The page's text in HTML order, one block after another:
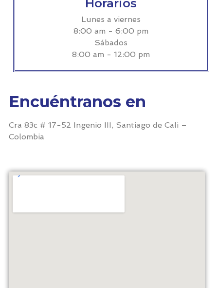
Horarios
Lunes a viernes
8:00 am - 6:00 pm
Sábados
8:00 am - 12:00 pm
Encuéntranos en
Cra 83c # 17-52 Ingenio III, Santiago de Cali –
Colombia